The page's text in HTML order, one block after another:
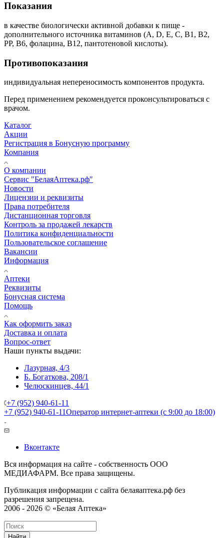
Показания
в качестве биологически активной добавки к пище -
дополнительного источника витаминов (А, D, Е, С, В1, В2,
РР, В6, фолацина, В12, пантотеновой кислоты).
Противопоказания
индивидуальная непереносимость компонентов продукта.
Перед применением рекомендуется проконсультироваться с
врачом.
Каталог
Акции
Регистрация в Бонусную программу
Компания
О компании
Сервис "БелаяАптека.рф"
Новости
Лицензии и реквизиты
Права потребителя
Дистанционная торговля
Контроль за продажей лекарств
Политика конфиденциальности
Пользовательское соглашение
Вакансии
Информация
Аптеки
Реквизиты
Бонусная система
Помощь
Как оформить заказ
Доставка и оплата
Вопрос-ответ
Наши пункты выдачи:
Лазурная, 4/3
Б. Богаткова, 208/1
Челюскинцев, 44/1
+7 (952) 940-61-11
+7 (952) 940-61-11Оператор интернет-аптеки (с 9:00 до 18:00)
Вконтакте
Вся информация на сайте - собственность ООО
МЕДИАФАРМ. Все права защищены.
Публикация информации с сайта белаяаптека.рф без
разрешения запрещена.
2006 - 2026 © «Белая Аптека»